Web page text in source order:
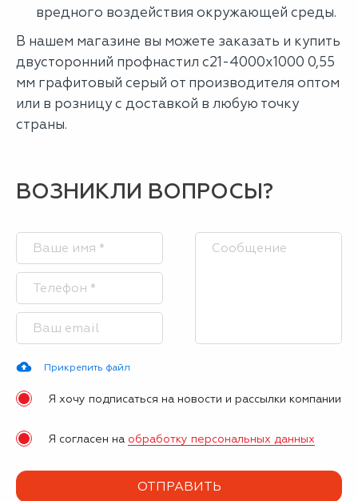
вредного воздействия окружающей среды.
В нашем магазине вы можете заказать и купить
двусторонний профнастил с21-4000х1000 0,55
мм графитовый серый от производителя оптом
или в розницу с доставкой в любую точку
страны.
ВОЗНИКЛИ ВОПРОСЫ?
Прикрепить файл
Я хочу подписаться на новости и рассылки компании
Я согласен на обработку персональных данных